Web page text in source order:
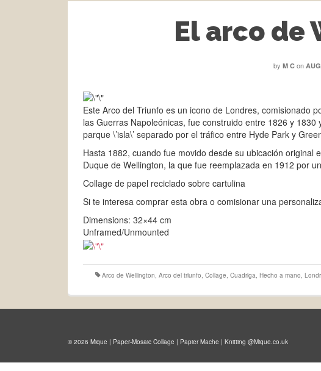
El arco de
by M C on
Este Arco del Triunfo es un icono de Londres, comisionado
las Guerras Napoleónicas, fue construido entre 1826 y
parque \’isla\’ separado por el tráfico entre Hyde Park y
Hasta 1882, cuando fue movido desde su ubicación
Duque de Wellington, la que fue reemplazada en 1912 por
Collage de papel reciclado sobre cartulina
Si te interesa comprar esta obra o comisionar una
Dimensions: 32×44 cm
Unframed/Unmounted
Arco de Wellington Arco del triunfo Collage Cuadriga Hecho a mano
© 2026 Mique | Paper-Mosaic Collage | Papier Mache | Knitting @Mique.co.uk